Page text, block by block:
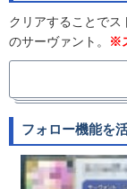
クリアすることでス
のサーヴァント。
※
フォロー機能を